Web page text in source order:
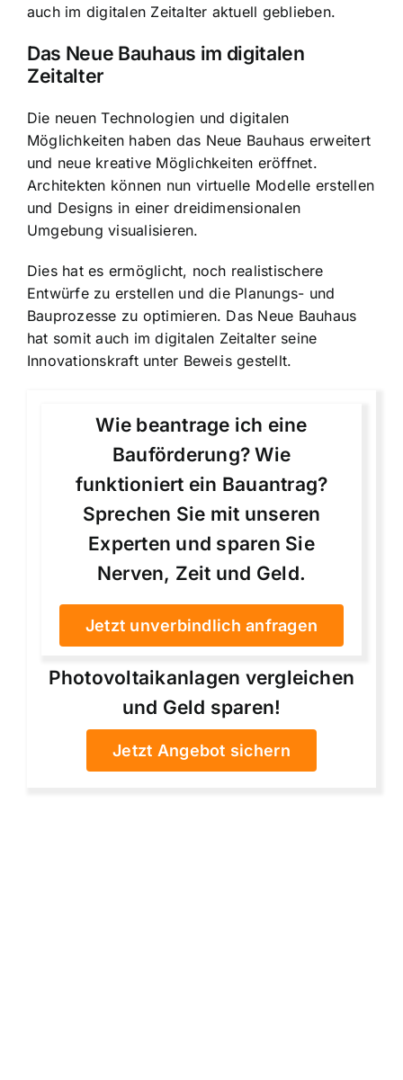
auch im digitalen Zeitalter aktuell geblieben.
Das Neue Bauhaus im digitalen
Zeitalter
Die neuen Technologien und digitalen
Möglichkeiten haben das Neue Bauhaus erweitert
und neue kreative Möglichkeiten eröffnet.
Architekten können nun virtuelle Modelle erstellen
und Designs in einer dreidimensionalen
Umgebung visualisieren.
Dies hat es ermöglicht, noch realistischere
Entwürfe zu erstellen und die Planungs- und
Bauprozesse zu optimieren. Das Neue Bauhaus
hat somit auch im digitalen Zeitalter seine
Innovationskraft unter Beweis gestellt.
Wie beantrage ich eine
Bauförderung? Wie
funktioniert ein Bauantrag?
Sprechen Sie mit unseren
Experten und sparen Sie
Nerven, Zeit und Geld.
Jetzt unverbindlich anfragen
Photovoltaikanlagen vergleichen
und Geld sparen!
Jetzt Angebot sichern